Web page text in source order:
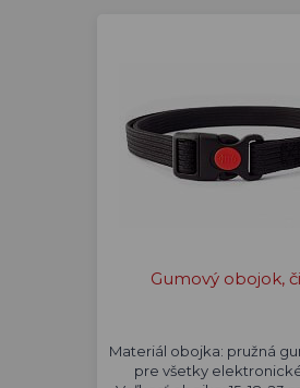
Gumový obojok,
Materiál obojka: pružná
pre všetky